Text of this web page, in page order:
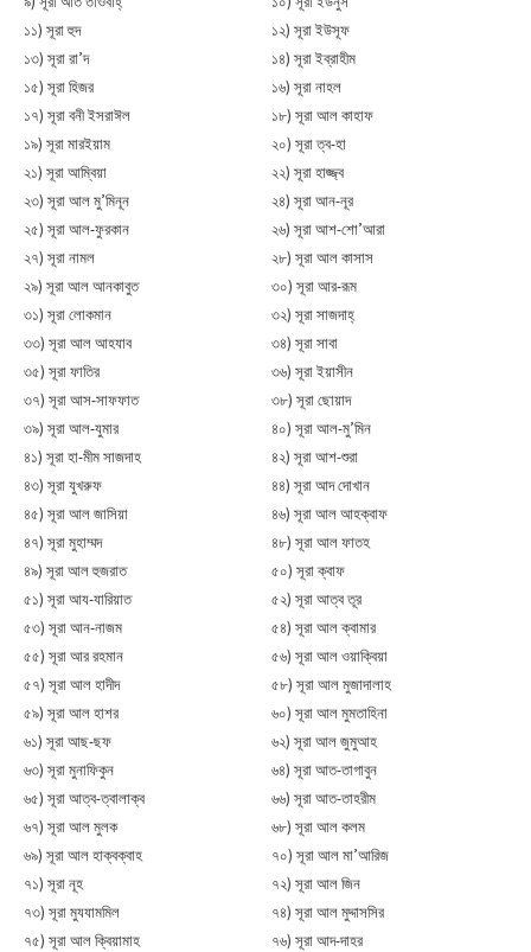
১১) সূরা হুদ
১২) সূরা ইউসূফ
১৩) সূরা রা’দ
১৪) সূরা ইব্রাহীম
১৫) সূরা হিজর
১৬) সূরা নাহল
১৭) সূরা বনী ইসরাঈল
১৮) সূরা আল কাহাফ
১৯) সূরা মারইয়াম
২০) সূরা ত্ব-হা
২১) সূরা আম্বিয়া
২২) সূরা হাজ্জ্ব
২৩) সূরা আল মু’মিনূন
২৪) সূরা আন-নূর
২৫) সূরা আল-ফুরকান
২৬) সূরা আশ-শো’আরা
২৭) সূরা নামল
২৮) সূরা আল কাসাস
২৯) সূরা আল আনকাবুত
৩০) সূরা আর-রূম
৩১) সূরা লোকমান
৩২) সূরা সাজদাহ্
৩৩) সূরা আল আহযাব
৩৪) সূরা সাবা
৩৫) সূরা ফাতির
৩৬) সূরা ইয়াসীন
৩৭) সূরা আস-সাফফাত
৩৮) সূরা ছোয়াদ
৩৯) সূরা আল-যুমার
৪০) সূরা আল-মু’মিন
৪১) সূরা হা-মীম সাজদাহ
৪২) সূরা আশ-শুরা
৪৩) সূরা যুখরুফ
৪৪) সূরা আদ দোখান
৪৫) সূরা আল জাসিয়া
৪৬) সূরা আল আহক্বাফ
৪৭) সূরা মুহাম্মদ
৪৮) সূরা আল ফাতহ
৪৯) সূরা আল হুজরাত
৫০) সূরা ক্বাফ
৫১) সূরা আয-যারিয়াত
৫২) সূরা আত্ব তূর
৫৩) সূরা আন-নাজম
৫৪) সূরা আল ক্বামার
৫৫) সূরা আর রহমান
৫৬) সূরা আল ওয়াক্বিয়া
৫৭) সূরা আল হাদীদ
৫৮) সূরা আল মুজাদালাহ
৫৯) সূরা আল হাশর
৬০) সূরা আল মুমতাহিনা
৬১) সূরা আছ-ছফ
৬২) সূরা আল জুমুআহ
৬৩) সূরা মুনাফিকুন
৬৪) সূরা আত-তাগাবুন
৬৫) সূরা আত্ব-ত্বালাক্ব
৬৬) সূরা আত-তাহরীম
৬৭) সূরা আল মুলক
৬৮) সূরা আল কলম
৬৯) সূরা আল হাক্বক্বাহ
৭০) সূরা আল মা’আরিজ
৭১) সূরা নূহ
৭২) সূরা আল জিন
৭৩) সূরা মুযযামমিল
৭৪) সূরা আল মুদ্দাসসির
৭৫) সূরা আল ক্বিয়ামাহ
৭৬) সূরা আদ-দাহর